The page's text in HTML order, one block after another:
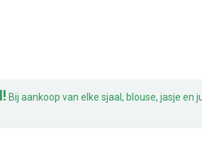
Bij aankoop van elke sjaal, blouse, jasje